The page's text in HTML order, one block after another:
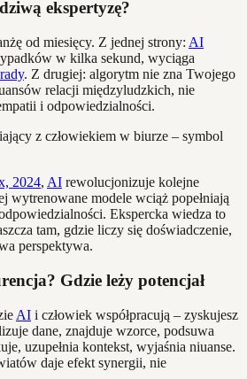
ekspertyzę?
od miesięcy. Z jednej strony: AI
w kilka sekund, wyciąga
. Z drugiej: algorytm nie zna Twojego
relacji międzyludzkich, nie
i odpowiedzialności.
2024, AI rewolucjonizuje kolejne
wytrenowane modele wciąż popełniają
Ekspercka wiedza to
tam, gdzie liczy się doświadczenie,
perspektywa.
Gdzie leży potencjał
AI i człowiek współpracują – zyskujesz
dane, znajduje wzorce, podsuwa
uzupełnia kontekst, wyjaśnia niuanse.
daje efekt synergii, nie